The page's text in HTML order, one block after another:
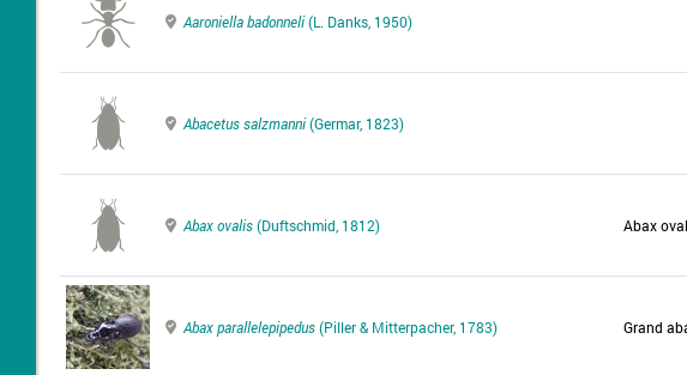
Aaroniella badonneli(L. Danks, 1950)
Abacetus salzmanni(Germar, 1823)
Abax ovalis(Duftschmid, 1812) Abax
Abax parallelepipedus(Piller & Mitterpacher, 1783) Grand